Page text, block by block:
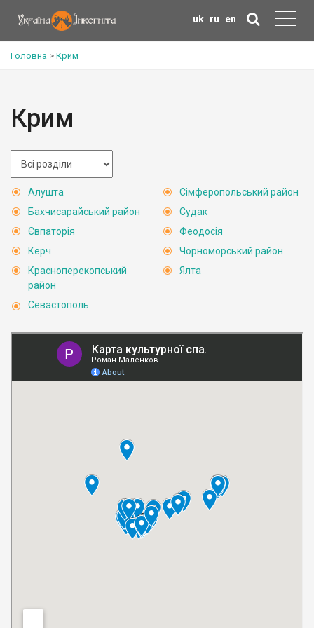
uk ru en
Головна > Крим
Крим
Алушта
Бахчисарайський район
Євпаторія
Керч
Красноперекопський
район
Севастополь
Сімферопольський район
Судак
Феодосія
Чорноморський район
Ялта